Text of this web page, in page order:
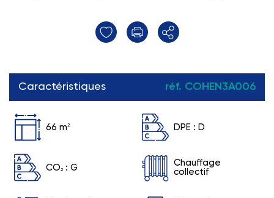
Caractéristiques réf. COHEN3A006
66 m 2 DPE : D
CO 2 : G
Chauffage
collectif